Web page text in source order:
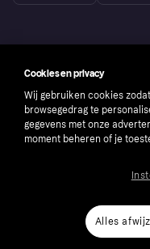
number: 556737-0431
Cookies en privacy
Wij gebruiken cookies
browsegedrag te
gegevens met onze
moment beheren of je
Alles